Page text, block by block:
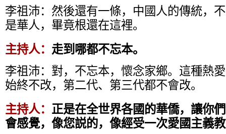
李祖沛： 然後還有一條，中國人的傳統，
是華人，畢竟根還在這裡。
主持人： 走到哪都不忘本。
李祖沛： 對，不忘本，懷念家鄉。這種熱
始終不改，第二代、第三代都不會改。
主持人： 正是在全世界各國的華僑，讓你
會感覺，像您説的，像經受一次愛國主義